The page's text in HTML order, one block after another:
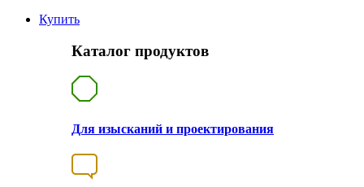
Купить
Каталог продуктов
Для изысканий и проектирования